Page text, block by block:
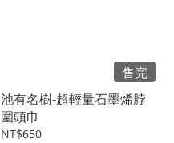
售完
池有名樹-超輕量石墨烯脖
圍頭巾
NT$650